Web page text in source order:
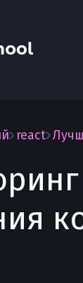
react